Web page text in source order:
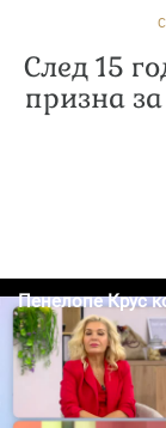
След 15
призна